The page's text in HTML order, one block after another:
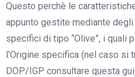
Questo perchè le
appunto gestite mediante
specifici di tipo “Olive”, i quali
l’Origine specifica (nel caso si
DOP/IGP consultare questa